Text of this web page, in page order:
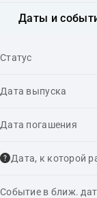
Даты и
Статус
Дата выпуска
Дата погашения
Дата, к которой
Событие в ближ.